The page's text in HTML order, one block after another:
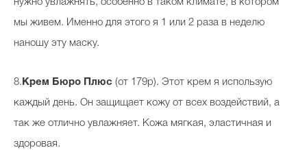
нужно увлажнять, особенно в таком климате, в котором
мы живем. Именно для этого я 1 или 2 раза в неделю
наношу эту маску.
8. Крем Бюро Плюс (от 179р). Этот крем я использую
каждый день. Он защищает кожу от всех воздействий, а
так же отлично увлажняет. Кожа мягкая, эластичная и
здоровая.